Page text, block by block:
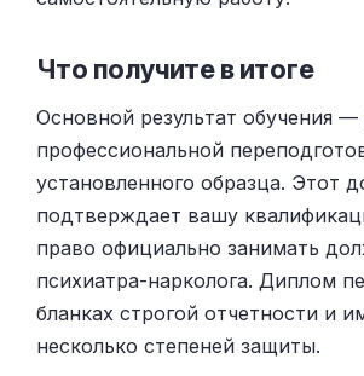
Что получите в итоге
Основной результат обучения
профессиональной
установленного образца. Этот
подтверждает вашу
право официально занимать
психиатра-нарколога. Диплом
бланках строгой отчетности и
несколько степеней защиты.